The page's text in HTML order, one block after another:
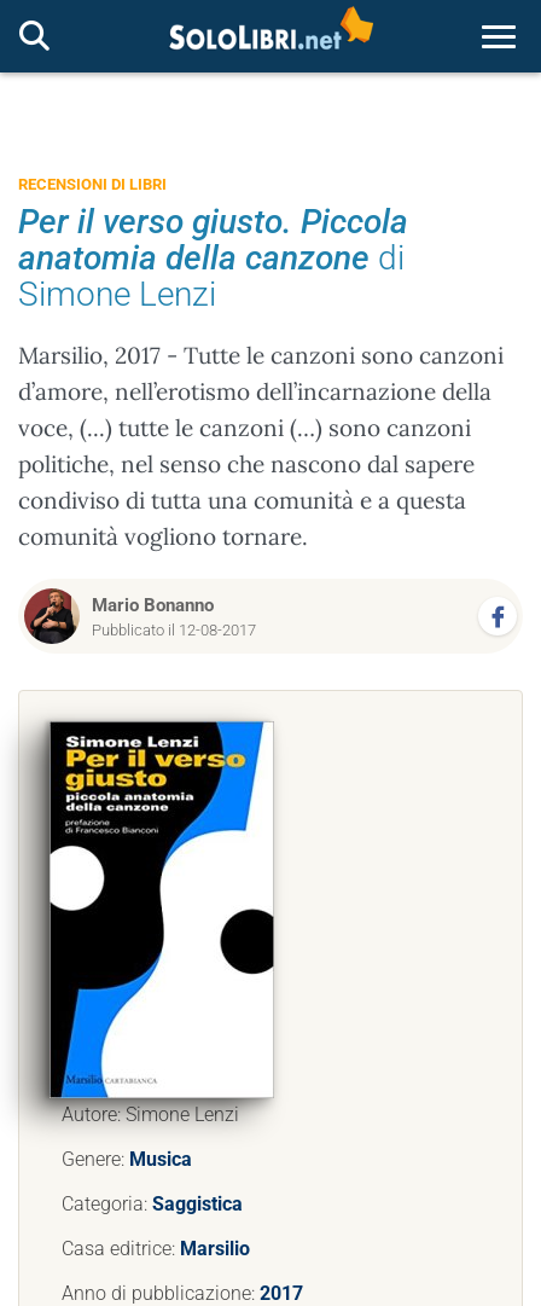
RECENSIONI DI LIBRI
Per il verso giusto. Piccola
anatomia della canzone di
Simone Lenzi
Marsilio, 2017 - Tutte le canzoni sono canzoni
d’amore, nell’erotismo dell’incarnazione della
voce, (...) tutte le canzoni (…) sono canzoni
politiche, nel senso che nascono dal sapere
condiviso di tutta una comunità e a questa
comunità vogliono tornare.
Mario Bonanno
Pubblicato il 12-08-2017
Autore: Simone Lenzi
Genere: Musica
Categoria: Saggistica
Casa editrice: Marsilio
Anno di pubblicazione: 2017